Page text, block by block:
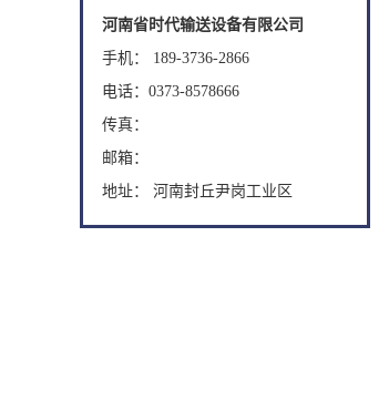
河南省时代输送设备有限公司
手机： 189-3736-2866
电话：0373-8578666
传真：
邮箱：
地址： 河南封丘尹岗工业区